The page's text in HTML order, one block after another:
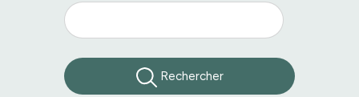
Rechercher